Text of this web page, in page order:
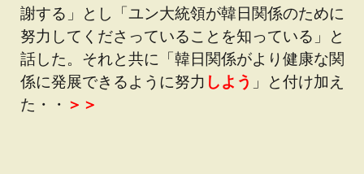
謝する」とし「ユン大統領が韓日関係のために
努力してくださっていることを知っている」と
話した。それと共に「韓日関係がより健康な関
係に発展できるように努力 しよう 」と付け加え
た・・ ＞＞